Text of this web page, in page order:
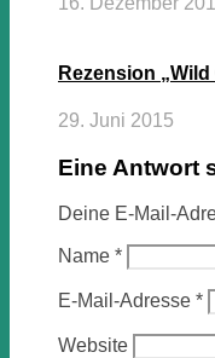
Rezension
29. Juni 2015
Eine Antwort
Deine E-Mail-
Name *
E-Mail-Adresse *
Website